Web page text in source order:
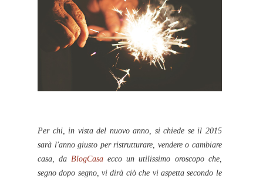
Per chi, in vista del nuovo anno, si chiede se il 2015
sarà l'anno giusto per ristrutturare, vendere o cambiare
casa, daBlogCasa ecco un utilissimo oroscopo che,
segno dopo segno, vi dirà ciò che vi aspetta secondo le